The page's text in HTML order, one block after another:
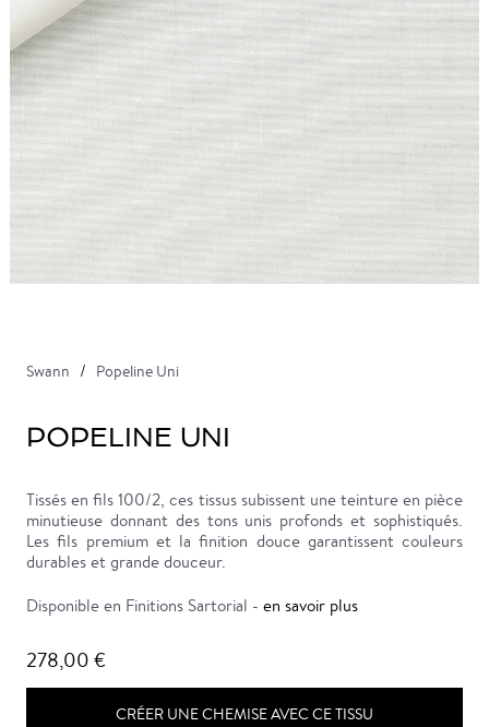
Swann Popeline Uni
POPELINE UNI
Tissés en fils 100/2, ces tissus subissent une teinture en pièce
minutieuse donnant des tons unis profonds et sophistiqués.
Les fils premium et la finition douce garantissent couleurs
durables et grande douceur.
Disponible en Finitions Sartorial - en savoir plus
278,00 €
CRÉER UNE CHEMISE AVEC CE TISSU